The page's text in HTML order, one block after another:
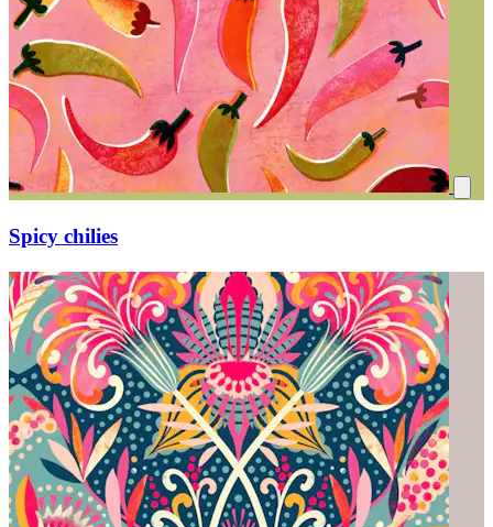
Spicy chilies